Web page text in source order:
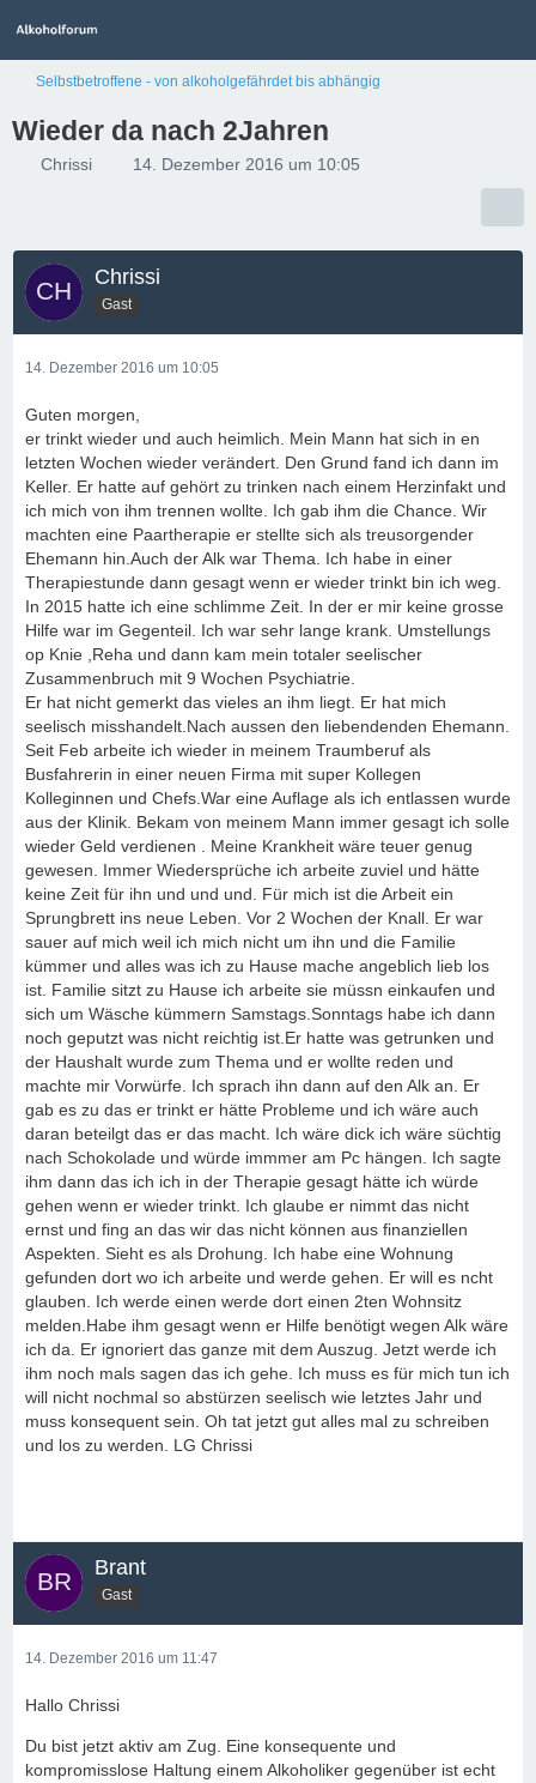
Selbstbetroffene - von alkoholgefährdet bis abhängig
Wieder da nach 2Jahren
Chrissi 14. Dezember 2016 um 10:05
Chrissi
Gast
14. Dezember 2016 um 10:05
Guten morgen,
er trinkt wieder und auch heimlich. Mein Mann hat sich in en
letzten Wochen wieder verändert. Den Grund fand ich dann im
Keller. Er hatte auf gehört zu trinken nach einem Herzinfakt und
ich mich von ihm trennen wollte. Ich gab ihm die Chance. Wir
machten eine Paartherapie er stellte sich als treusorgender
Ehemann hin.Auch der Alk war Thema. Ich habe in einer
Therapiestunde dann gesagt wenn er wieder trinkt bin ich weg.
In 2015 hatte ich eine schlimme Zeit. In der er mir keine grosse
Hilfe war im Gegenteil. Ich war sehr lange krank. Umstellungs
op Knie ,Reha und dann kam mein totaler seelischer
Zusammenbruch mit 9 Wochen Psychiatrie.
Er hat nicht gemerkt das vieles an ihm liegt. Er hat mich
seelisch misshandelt.Nach aussen den liebendenden Ehemann.
Seit Feb arbeite ich wieder in meinem Traumberuf als
Busfahrerin in einer neuen Firma mit super Kollegen
Kolleginnen und Chefs.War eine Auflage als ich entlassen wurde
aus der Klinik. Bekam von meinem Mann immer gesagt ich solle
wieder Geld verdienen . Meine Krankheit wäre teuer genug
gewesen. Immer Wiedersprüche ich arbeite zuviel und hätte
keine Zeit für ihn und und und. Für mich ist die Arbeit ein
Sprungbrett ins neue Leben. Vor 2 Wochen der Knall. Er war
sauer auf mich weil ich mich nicht um ihn und die Familie
kümmer und alles was ich zu Hause mache angeblich lieb los
ist. Familie sitzt zu Hause ich arbeite sie müssn einkaufen und
sich um Wäsche kümmern Samstags.Sonntags habe ich dann
noch geputzt was nicht reichtig ist.Er hatte was getrunken und
der Haushalt wurde zum Thema und er wollte reden und
machte mir Vorwürfe. Ich sprach ihn dann auf den Alk an. Er
gab es zu das er trinkt er hätte Probleme und ich wäre auch
daran beteilgt das er das macht. Ich wäre dick ich wäre süchtig
nach Schokolade und würde immmer am Pc hängen. Ich sagte
ihm dann das ich ich in der Therapie gesagt hätte ich würde
gehen wenn er wieder trinkt. Ich glaube er nimmt das nicht
ernst und fing an das wir das nicht können aus finanziellen
Aspekten. Sieht es als Drohung. Ich habe eine Wohnung
gefunden dort wo ich arbeite und werde gehen. Er will es ncht
glauben. Ich werde einen werde dort einen 2ten Wohnsitz
melden.Habe ihm gesagt wenn er Hilfe benötigt wegen Alk wäre
ich da. Er ignoriert das ganze mit dem Auszug. Jetzt werde ich
ihm noch mals sagen das ich gehe. Ich muss es für mich tun ich
will nicht nochmal so abstürzen seelisch wie letztes Jahr und
muss konsequent sein. Oh tat jetzt gut alles mal zu schreiben
und los zu werden. LG Chrissi
Brant
Gast
14. Dezember 2016 um 11:47
Hallo Chrissi
Du bist jetzt aktiv am Zug. Eine konsequente und
kompromisslose Haltung einem Alkoholiker gegenüber ist echt